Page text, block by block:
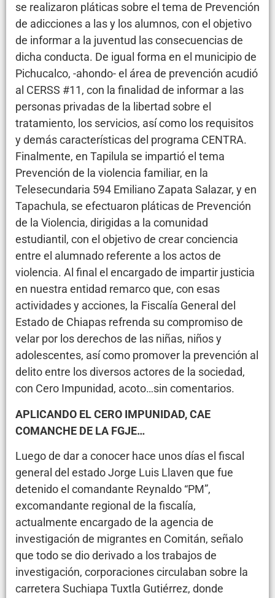
se realizaron pláticas sobre el tema de Prevención
de adicciones a las y los alumnos, con el objetivo
de informar a la juventud las consecuencias de
dicha conducta. De igual forma en el municipio de
Pichucalco, -ahondo- el área de prevención acudió
al CERSS #11, con la finalidad de informar a las
personas privadas de la libertad sobre el
tratamiento, los servicios, así como los requisitos
y demás características del programa CENTRA.
Finalmente, en Tapilula se impartió el tema
Prevención de la violencia familiar, en la
Telesecundaria 594 Emiliano Zapata Salazar, y en
Tapachula, se efectuaron pláticas de Prevención
de la Violencia, dirigidas a la comunidad
estudiantil, con el objetivo de crear conciencia
entre el alumnado referente a los actos de
violencia. Al final el encargado de impartir justicia
en nuestra entidad remarco que, con esas
actividades y acciones, la Fiscalía General del
Estado de Chiapas refrenda su compromiso de
velar por los derechos de las niñas, niños y
adolescentes, así como promover la prevención al
delito entre los diversos actores de la sociedad,
con Cero Impunidad, acoto…sin comentarios.
APLICANDO EL CERO IMPUNIDAD, CAE
COMANCHE DE LA FGJE…
Luego de dar a conocer hace unos días el fiscal
general del estado Jorge Luis Llaven que fue
detenido el comandante Reynaldo “PM”,
excomandante regional de la fiscalía,
actualmente encargado de la agencia de
investigación de migrantes en Comitán, señalo
que todo se dio derivado a los trabajos de
investigación, corporaciones circulaban sobre la
carretera Suchiapa Tuxtla Gutiérrez, donde